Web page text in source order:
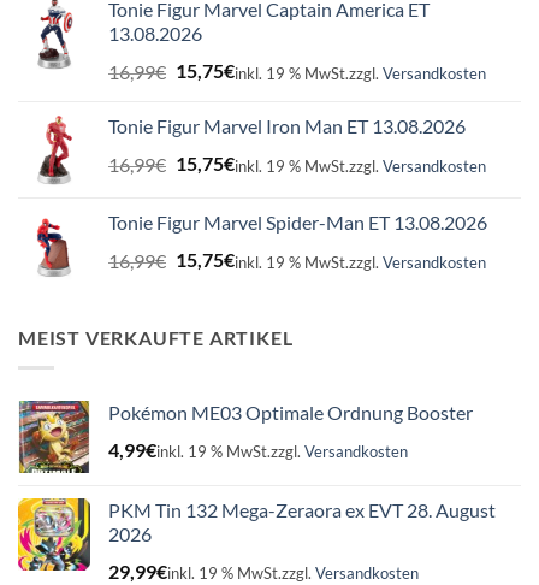
Tonie Figur Marvel Captain America ET
13.08.2026
16,99€ Ursprünglicher
16,99€
15,75€Aktueller
15,75€.
inkl. 19 % MwSt.zzgl. Versandkosten
Tonie Figur Marvel Iron Man ET 13.08.2026
16,99€ Ursprünglicher
16,99€
15,75€Aktueller
15,75€.
inkl. 19 % MwSt.zzgl. Versandkosten
Tonie Figur Marvel Spider-Man ET 13.08.2026
16,99€ Ursprünglicher
16,99€
15,75€Aktueller
15,75€.
inkl. 19 % MwSt.zzgl. Versandkosten
MEIST VERKAUFTE ARTIKEL
Pokémon ME03 Optimale Ordnung Booster
4,99€inkl. 19 % MwSt.zzgl. Versandkosten
PKM Tin 132 Mega-Zeraora ex EVT 28. August
2026
29,99€inkl. 19 % MwSt.zzgl. Versandkosten